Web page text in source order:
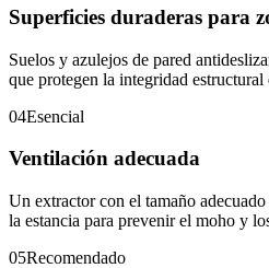
Superficies duraderas para
Suelos y azulejos de pared
que protegen la integridad estructural
04Esencial
Ventilación adecuada
Un extractor con el tamaño
la estancia para prevenir el moho y
05Recomendado